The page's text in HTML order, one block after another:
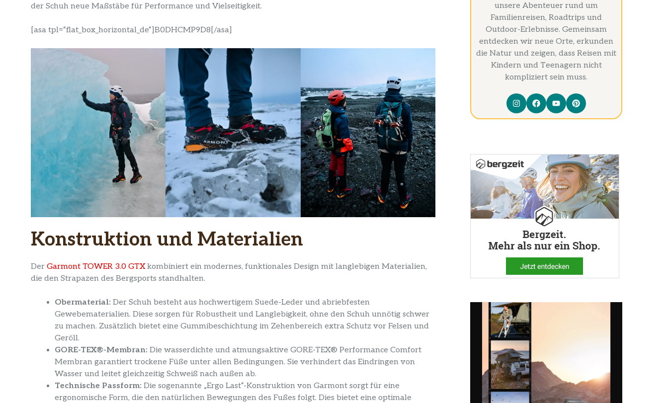
der Schuh neue Maßstäbe für Performance und Vielseitigkeit.
[asa tpl=“flat_box_horizontal_de“]B0DHCMP9D8[/asa]
Konstruktion und Materialien
Der Garmont TOWER 3.0 GTXkombiniert ein modernes, funktionales Design mit langlebigen Materialien,
die den Strapazen des Bergsports standhalten.
Obermaterial: Der Schuh besteht aus hochwertigem Suede-Leder und abriebfesten
Gewebematerialien. Diese sorgen für Robustheit und Langlebigkeit, ohne den Schuh unnötig schwer
zu machen. Zusätzlich bietet eine Gummibeschichtung im Zehenbereich extra Schutz vor Felsen und
Geröll.
GORE-TEX®-Membran: Die wasserdichte und atmungsaktive GORE-TEX® Performance Comfort
Membran garantiert trockene Füße unter allen Bedingungen. Sie verhindert das Eindringen von
Wasser und leitet gleichzeitig Schweiß nach außen ab.
Technische Passform: Die sogenannte „Ergo Last“-Konstruktion von Garmont sorgt für eine
ergonomische Form, die den natürlichen Bewegungen des Fußes folgt. Dies bietet eine optimale
unsere Abenteuer rund um
Familienreisen, Roadtrips und
Outdoor-Erlebnisse. Gemeinsam
entdecken wir neue Orte, erkunden
die Natur und zeigen, dass Reisen mit
Kindern und Teenagern nicht
kompliziert sein muss.